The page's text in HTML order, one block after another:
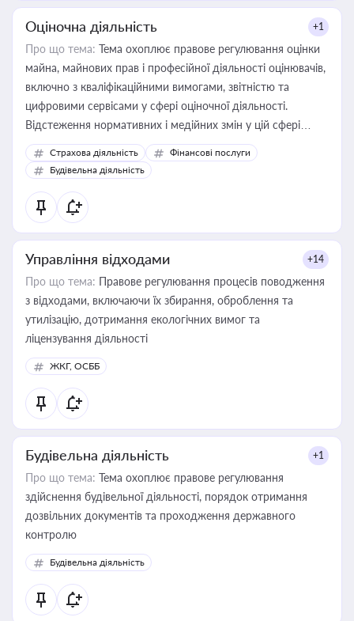
Оціночна діяльність +1
Про що тема: Тема охоплює правове регулювання оцінки
майна, майнових прав і професійної діяльності оцінювачів,
включно з кваліфікаційними вимогами, звітністю та
цифровими сервісами у сфері оціночної діяльності.
Відстеження нормативних і медійних змін у цій сфері
корисне для власника бізнесу, керівника, юриста або
бухгалтера під час оподаткування, приватизації, оренди
державного майна, корпоративних угод і перевірки
статусу суб'єктів оціночної діяльності
Страхова діяльність
Фінансові послуги
Будівельна діяльність
Управління відходами +14
Про що тема: Правове регулювання процесів поводження
з відходами, включаючи їх збирання, оброблення та
утилізацію, дотримання екологічних вимог та
ліцензування діяльності
ЖКГ, ОСББ
Будівельна діяльність +1
Про що тема: Тема охоплює правове регулювання
здійснення будівельної діяльності, порядок отримання
дозвільних документів та проходження державного
контролю
Будівельна діяльність